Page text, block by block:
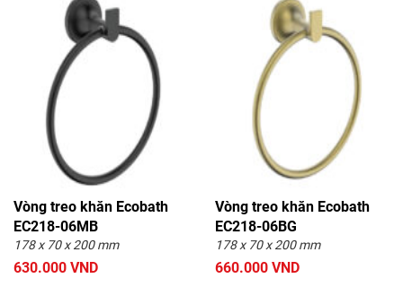
INTERHASA
Vòng treo khăn Ecobath
EC218-06MB
178 x 70 x 200 mm
630.000 VND
Vòng treo khăn Ecobath
EC218-06BG
178 x 70 x 200 mm
660.000 VND